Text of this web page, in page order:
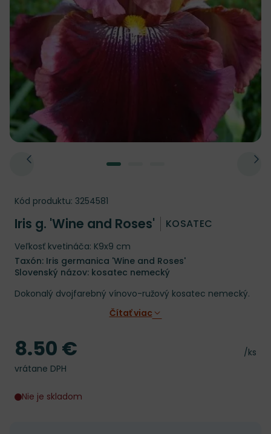
Kód produktu: 3254581
Iris g. 'Wine and Roses' KOSATEC
Veľkosť kvetináča: K9x9 cm
Taxón: Iris germanica 'Wine and Roses'
Slovenský názov: kosatec nemecký
Dokonalý dvojfarebný vínovo-ružový kosatec nemecký.
Čítať viac
Cena
/ks
Cena
8.50 €
vrátane DPH
Nie je skladom